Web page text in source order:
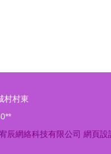
村村東
辰網絡科技有限公司 網頁設